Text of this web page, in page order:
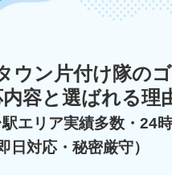
ウン片付け隊の
容と選ばれる理
駅エリア実績多数・24
日対応・秘密厳守）